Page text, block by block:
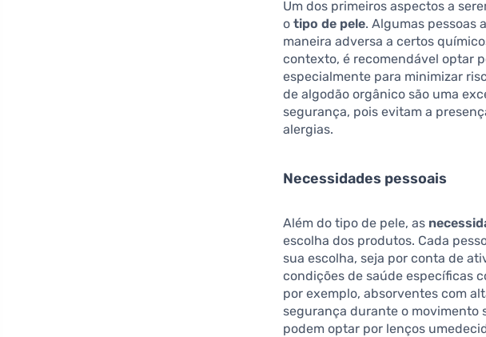
Um dos primeiros aspectos a
otipo de pele. Algumas pessoas
maneira adversa a certos
contexto, é recomendável optar
especialmente para minimizar
de algodão orgânico são uma
segurança, pois evitam a
alergias.
Necessidades pessoais
Além do tipo de pele, as
escolha dos produtos. Cada
sua escolha, seja por conta de
condições de saúde específicas
por exemplo, absorventes com
segurança durante o movimento
podem optar por lenços